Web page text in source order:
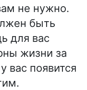
не нужно.
быть
для вас
жизни за
вас появится